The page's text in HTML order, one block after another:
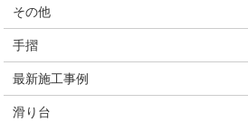
その他
手摺
最新施工事例
滑り台